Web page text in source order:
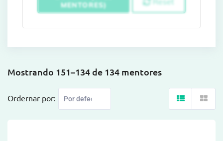
MENTORES)
Mostrando 151–134 de 134 mentores
Ordernar por: